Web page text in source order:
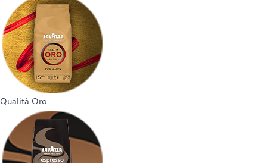
Qualità Oro